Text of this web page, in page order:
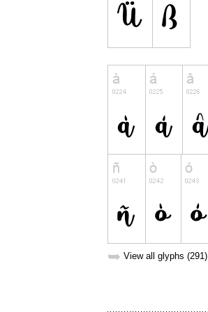
➥ View all glyphs (291)